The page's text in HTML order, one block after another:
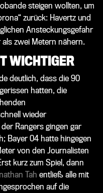
steigen wollten, um
zurück: Havertz und
Ansteckungsgefahr
zwei Metern nähern.
WICHTIGER
deutlich, dass die 90
hatten, die
wieder
Rangers gingen gar
Bayer 04 hatte hingegen
von den Journalisten
kurz zum Spiel, dann
Tah entließ alle mit
auf die